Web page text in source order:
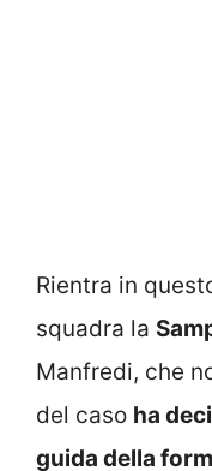
Rientra in
squadra la
Manfredi, che
del caso ha
guida della